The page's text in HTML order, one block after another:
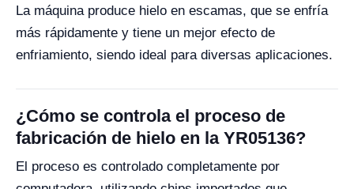
La máquina produce hielo en escamas, que se enfría
más rápidamente y tiene un mejor efecto de
enfriamiento, siendo ideal para diversas aplicaciones.
¿Cómo se controla el proceso de
fabricación de hielo en la YR05136?
El proceso es controlado completamente por